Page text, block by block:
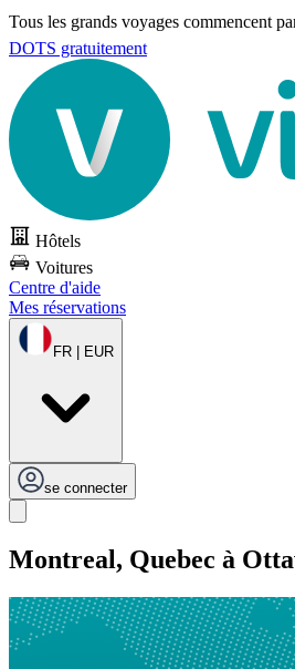
Tous les grands voyages commencent
DOTS gratuitement
Hôtels
Voitures
Centre d'aide
Mes réservations
FR | EUR
se connecter
Montreal, Quebec à